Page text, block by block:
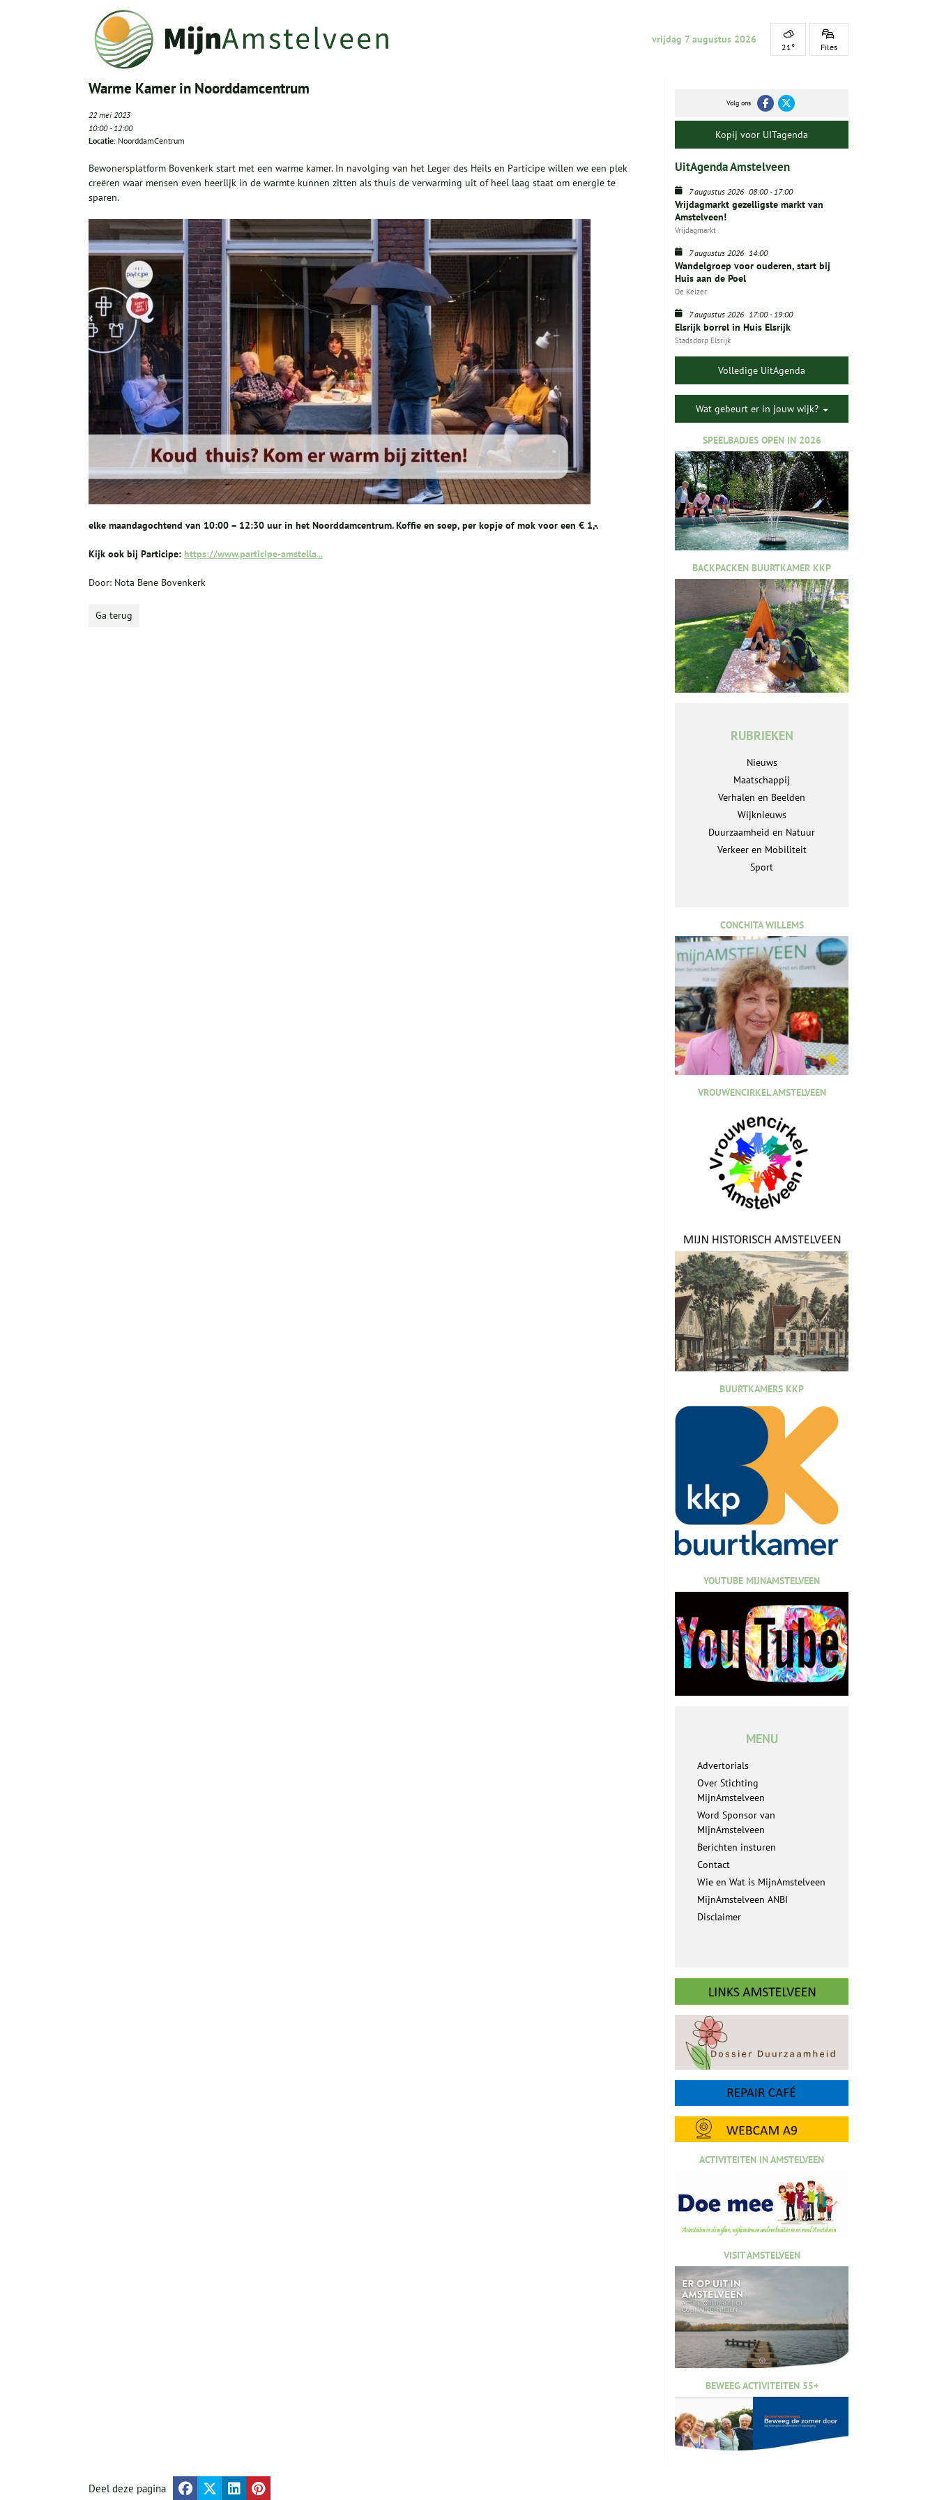
vrijdag 7 augustus 2026
21° Files
Warme Kamer in Noorddamcentrum
22 mei 2023
10:00-12:00
Locatie: NoorddamCentrum
Bewonersplatform Bovenkerk start met een warme kamer. In navolging van het Leger des Heils en Participe willen we een plek
creëren waar mensen even heerlijk in de warmte kunnen zitten als thuis de verwarming uit of heel laag staat om energie te
sparen.
elke maandagochtend van 10:00 – 12:30 uur in het Noorddamcentrum. Koffie en soep, per kopje of mok voor een € 1,-.
Kijk ook bij Participe: https://www.participe-amstella...
Door: Nota Bene Bovenkerk
Ga terug
Volg ons
Kopij voor UITagenda
UitAgenda Amstelveen
7 augustus 2026 08:00-17:00
Vrijdagmarkt gezelligste markt van
Amstelveen!
Vrijdagmarkt
7 augustus 2026 14:00
Wandelgroep voor ouderen, start bij
Huis aan de Poel
De Keizer
7 augustus 2026 17:00-19:00
Elsrijk borrel in Huis Elsrijk
Stadsdorp Elsrijk
Volledige UitAgenda
Wat gebeurt er in jouw wijk?
SPEELBADJES OPEN IN 2026
BACKPACKEN BUURTKAMER KKP
RUBRIEKEN
Nieuws
Maatschappij
Verhalen en Beelden
Wijknieuws
Duurzaamheid en Natuur
Verkeer en Mobiliteit
Sport
CONCHITA WILLEMS
VROUWENCIRKEL AMSTELVEEN
BUURTKAMERS KKP
YOUTUBE MIJNAMSTELVEEN
MENU
Advertorials
Over Stichting
MijnAmstelveen
Word Sponsor van
MijnAmstelveen
Berichten insturen
Contact
Wie en Wat is MijnAmstelveen
MijnAmstelveen ANBI
Disclaimer
ACTIVITEITEN IN AMSTELVEEN
VISIT AMSTELVEEN
BEWEEG ACTIVITEITEN 55+
Deel deze pagina